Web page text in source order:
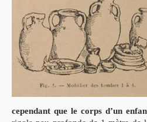
cependant que le corps d’un